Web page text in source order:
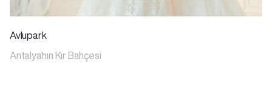
Avlupark
Antalya'nın Kır Bahçesi